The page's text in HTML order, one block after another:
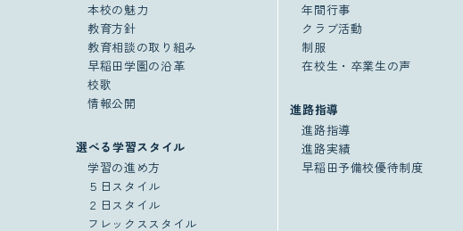
本校の魅力
教育方針
教育相談の取り組み
早稲田学園の沿革
校歌
情報公開
選べる学習スタイル
学習の進め方
５日スタイル
２日スタイル
フレックススタイル
年間行事
クラブ活動
制服
在校生・卒業生の声
進路指導
進路指導
進路実績
早稲田予備校優待制度